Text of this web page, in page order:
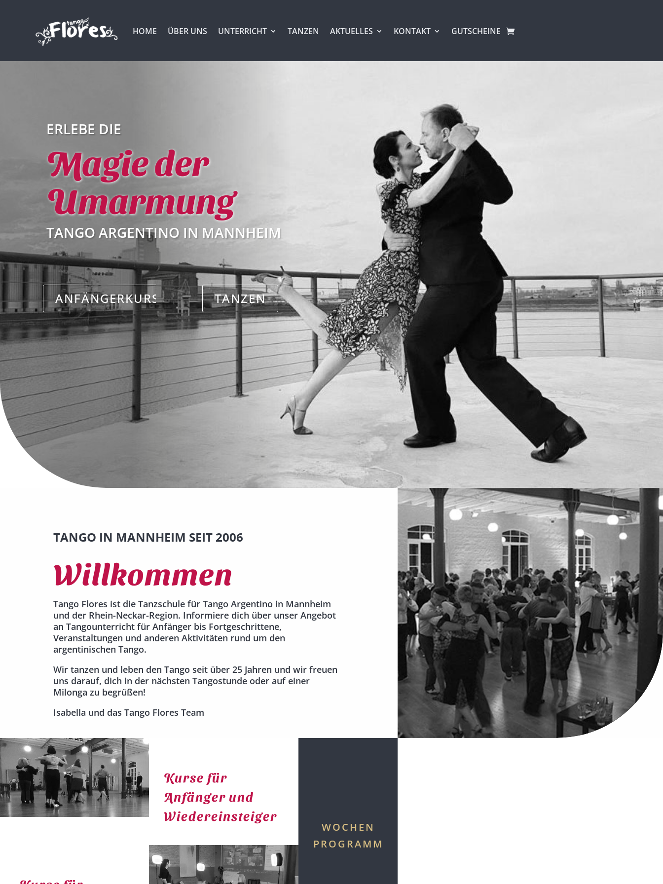
HOME ÜBER UNS UNTERRICHT TANZEN AKTUELLES KONTAKT GUTSCHEINE
ERLEBE DIE
Magie der
Umarmung
TANGO ARGENTINO IN MANNHEIM
ANFÄNGERKURSE TANZEN
TANGO IN MANNHEIM SEIT 2006
Willkommen
Tango Flores ist die Tanzschule für Tango Argentino in Mannheim
und der Rhein-Neckar-Region. Informiere dich über unser Angebot
an Tangounterricht für Anfänger bis Fortgeschrittene,
Veranstaltungen und anderen Aktivitäten rund um den
argentinischen Tango.
Wir tanzen und leben den Tango seit über 25 Jahren und wir freuen
uns darauf, dich in der nächsten Tangostunde oder auf einer
Milonga zu begrüßen!
Isabella und das Tango Flores Team
Kurse für
Anfänger und
Wiedereinsteiger
WOCHEN
PROGRAMM